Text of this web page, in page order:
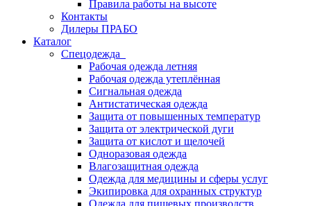
Правила работы на высоте
Контакты
Дилеры ПРАБО
Каталог
Спецодежда
Рабочая одежда летняя
Рабочая одежда утеплённая
Сигнальная одежда
Антистатическая одежда
Защита от повышенных температур
Защита от электрической дуги
Защита от кислот и щелочей
Одноразовая одежда
Влагозащитная одежда
Одежда для медицины и сферы услуг
Экипировка для охранных структур
Одежда для пищевых производств